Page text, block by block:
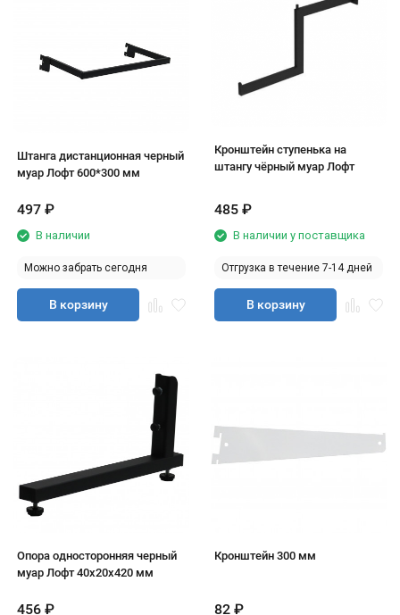
Штанга дистанционная черный
муар Лофт 600*300 мм
497 ₽
В наличии
Можно забрать сегодня
В корзину
Кронштейн ступенька на
штангу чёрный муар Лофт
485 ₽
В наличии у поставщика
Отгрузка в течение 7-14 дней
В корзину
Опора односторонняя черный
муар Лофт 40х20х420 мм
456 ₽
Кронштейн 300 мм
82 ₽